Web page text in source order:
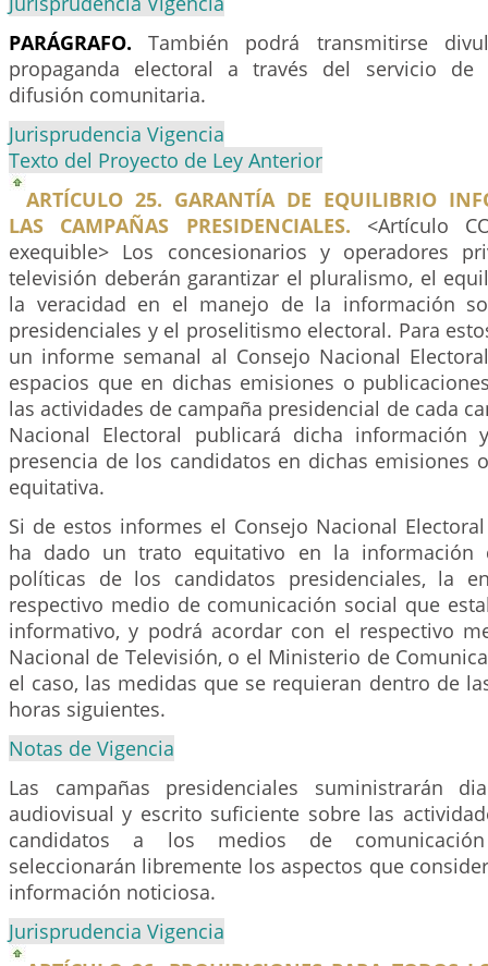
PARÁGRAFO. También podrá transmitirse
propaganda electoral a través del servicio
difusión comunitaria.
Jurisprudencia Vigencia
Texto del Proyecto de Ley Anterior
ARTÍCULO 25. GARANTÍA DE EQUILIBRIO
LAS CAMPAÑAS PRESIDENCIALES. <Artículo
exequible> Los concesionarios y operadores
televisión deberán garantizar el pluralismo, el
la veracidad en el manejo de la información
presidenciales y el proselitismo electoral. Para
un informe semanal al Consejo Nacional
espacios que en dichas emisiones o
las actividades de campaña presidencial de cada
Nacional Electoral publicará dicha información
presencia de los candidatos en dichas emisiones
equitativa.
Si de estos informes el Consejo Nacional
ha dado un trato equitativo en la información
políticas de los candidatos presidenciales, la
respectivo medio de comunicación social que
informativo, y podrá acordar con el respectivo
Nacional de Televisión, o el Ministerio de
el caso, las medidas que se requieran dentro de
horas siguientes.
Notas de Vigencia
Las campañas presidenciales suministrarán
audiovisual y escrito suficiente sobre las
candidatos a los medios de
seleccionarán libremente los aspectos que
información noticiosa.
Jurisprudencia Vigencia